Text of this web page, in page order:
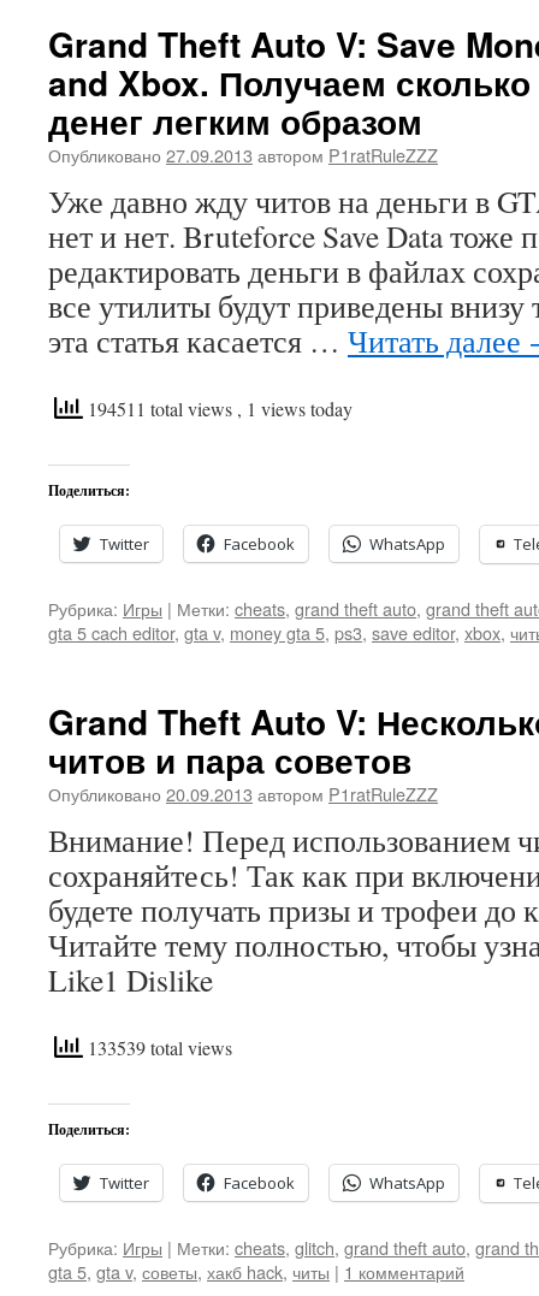
Grand Theft Auto V: Save
and Xbox. Получаем
денег легким образом
Опубликовано 27.09.2013 автором P1ratRuleZZZ
Уже давно жду читов на деньги в
нет и нет. Bruteforce Save Data тоже
редактировать деньги в файлах
все утилиты будут приведены
эта статья касается … Читать далее
194511 total views , 1 views today
Поделиться:
Twitter Facebook WhatsApp
Рубрика: Игры | Метки: cheats, grand theft auto, grand theft
gta 5 cach editor, gta v, money gta 5, ps3, save editor, xbox,
Grand Theft Auto V:
читов и пара советов
Опубликовано 20.09.2013 автором P1ratRuleZZZ
Внимание! Перед использованием
сохраняйтесь! Так как при
будете получать призы и трофеи до
Читайте тему полностью, чтобы
Like1 Dislike
133539 total views
Поделиться:
Twitter Facebook WhatsApp
Рубрика: Игры | Метки: cheats, glitch, grand theft auto, grand
gta 5, gta v, советы, хакб hack, читы | 1 комментарий